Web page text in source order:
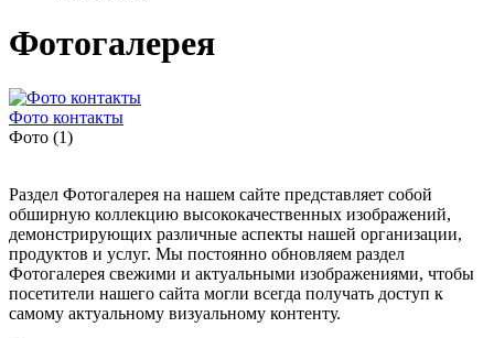
Фотогалерея
Фото контакты
Фото (1)
Раздел Фотогалерея на нашем сайте представляет собой
обширную коллекцию высококачественных изображений,
демонстрирующих различные аспекты нашей организации,
продуктов и услуг. Мы постоянно обновляем раздел
Фотогалерея свежими и актуальными изображениями, чтобы
посетители нашего сайта могли всегда получать доступ к
самому актуальному визуальному контенту.